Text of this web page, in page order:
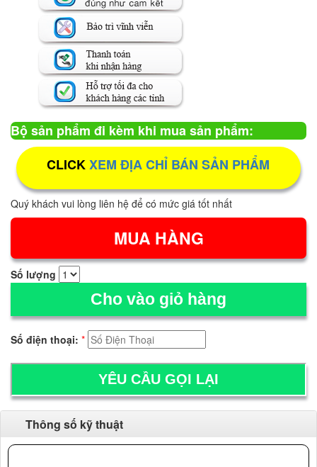
Bộ sản phẩm đi kèm khi mua sản phẩm:
CLICKXEM ĐỊA CHỈ BÁN SẢN PHẨM
Quý khách vui lòng liên hệ để có mức giá tốt nhất
Số lượng
Cho vào giỏ hàng
Số điện thoại: *
Thông số kỹ thuật